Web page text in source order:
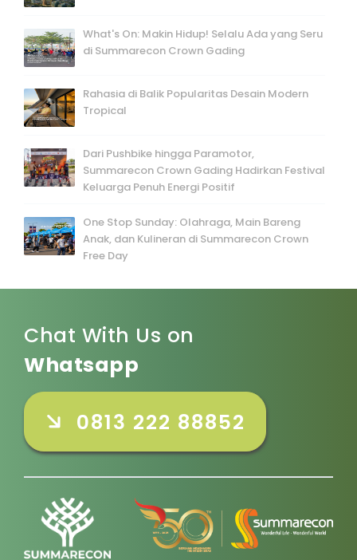
What's On: Makin Hidup! Selalu Ada yang Seru
di Summarecon Crown Gading
Rahasia di Balik Popularitas Desain Modern
Tropical
Dari Pushbike hingga Paramotor,
Summarecon Crown Gading Hadirkan Festival
Keluarga Penuh Energi Positif
One Stop Sunday: Olahraga, Main Bareng
Anak, dan Kulineran di Summarecon Crown
Free Day
Chat With Us on
Whatsapp
0813 222 88852